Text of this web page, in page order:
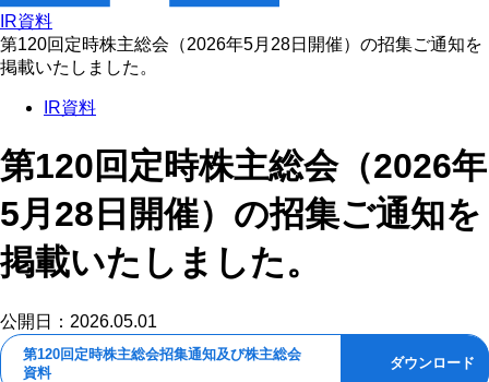
IR資料
第120回定時株主総会（2026年5月28日開催）の招集ご通知を
掲載いたしました。
IR資料
第120回定時株主総会（2026年
5月28日開催）の招集ご通知を
掲載いたしました。
公開日：2026.05.01
第120回定時株主総会招集通知及び株主総会
資料
ダウンロード